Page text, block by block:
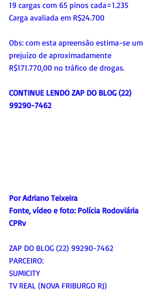
19 cargas com 65 pinos cada=1.235
Carga avaliada em R$24.700
Obs: com esta apreensão estima-se um
prejuízo de aproximadamente
R$171.770,00 no tráfico de drogas.
CONTINUE LENDO ZAP DO BLOG (22)
99290-7462
Por Adriano Teixeira
Fonte, vídeo e foto: Polícia Rodoviária
CPRv
ZAP DO BLOG (22) 99290-7462
PARCEIRO:
SUMICITY
TV REAL (NOVA FRIBURGO RJ)